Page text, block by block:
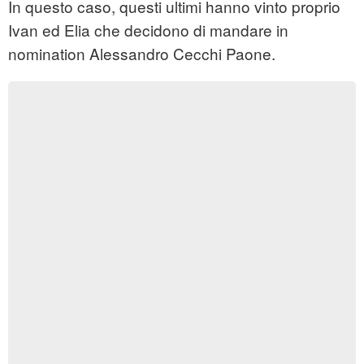
In questo caso, questi ultimi hanno vinto proprio
Ivan ed Elia che decidono di mandare in
nomination Alessandro Cecchi Paone.